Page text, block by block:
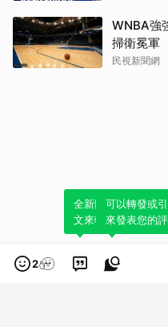
WNBA強
掃衛冕軍
民視新聞網
2
全新體驗！一鍵引
文來輕鬆表達個人
可以轉發或
來發表您的評